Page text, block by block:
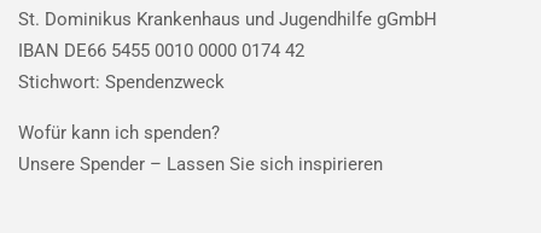
St. Dominikus Krankenhaus und Jugendhilfe gGmbH
IBAN DE66 5455 0010 0000 0174 42
Stichwort: Spendenzweck
Wofür kann ich spenden?
Unsere Spender – Lassen Sie sich inspirieren